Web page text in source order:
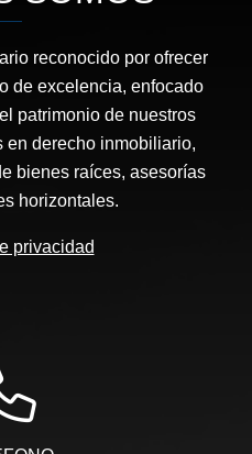
reconocido por ofrecer
de excelencia, enfocado
patrimonio de nuestros
derecho inmobiliario,
bienes raíces, asesorías
horizontales.
privacidad